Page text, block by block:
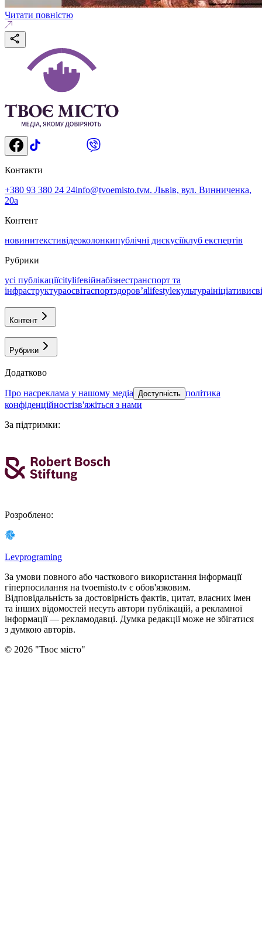
Читати повністю
Контакти
+380 93 380 24 24info@tvoemisto.tvм. Львів, вул. Винниченка,
20а
Контент
новинитекстивідеоколонкипублічні дискусіїклуб експертів
Рубрики
усі публікаціїcitylifeвійнабізнестранспорт та
інфраструктураосвітаспортздоровʼяlifestyleкультураініціативи
Контент
Рубрики
Додатково
про насреклама у нашому медіа Доступність політика
конфіденційностізв'яжіться з нами
За підтримки:
Розроблено:
Levprograming
За умови повного або часткового використання iнформацiї
гіперпосилання на tvoemisto.tv є обов'язковим.
Відповідальність за достовірність фактів, цитат, власних імен
та інших відомостей несуть автори публікацій, а рекламної
інформації — рекламодавці. Думка редакцiї може не збiгатися
з думкою авторiв.
© 2026 "Твоє місто"